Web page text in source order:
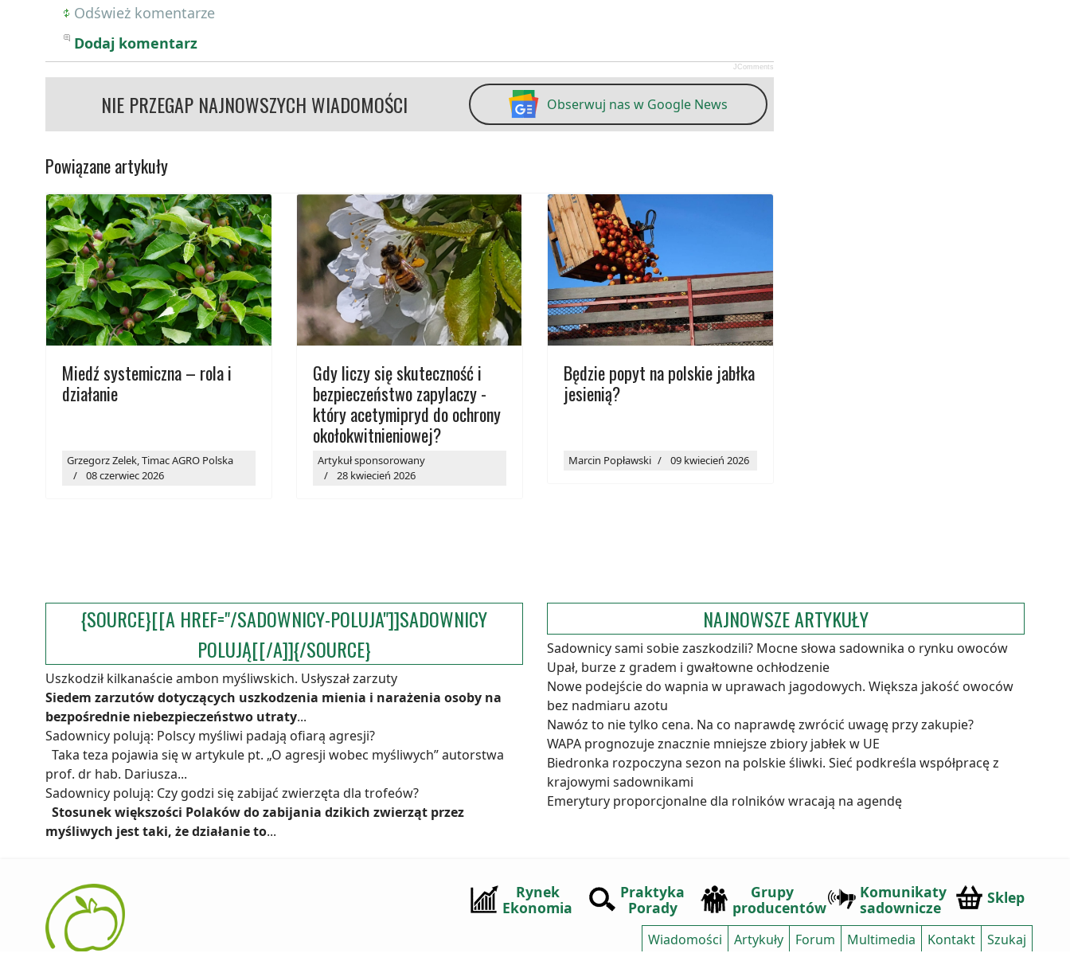
Odśwież komentarze
Dodaj komentarz
JComments
NIE PRZEGAP NAJNOWSZYCH WIADOMOŚCI Obserwuj nas w Google News
Powiązane artykuły
Miedź systemiczna – rola i
działanie
Grzegorz Zelek, Timac AGRO Polska
08 czerwiec 2026
Gdy liczy się skuteczność i
bezpieczeństwo zapylaczy -
który acetymipryd do ochrony
okołokwitnieniowej?
Artykuł sponsorowany
28 kwiecień 2026
Będzie popyt na polskie jabłka
jesienią?
Marcin Popławski 09 kwiecień 2026
{SOURCE}[[A HREF="/SADOWNICY-POLUJA"]]SADOWNICY
POLUJĄ[[/A]]{/SOURCE}
Uszkodził kilkanaście ambon myśliwskich. Usłyszał zarzuty
Siedem zarzutów dotyczących uszkodzenia mienia i narażenia osoby na
bezpośrednie niebezpieczeństwo utraty...
Sadownicy polują: Polscy myśliwi padają ofiarą agresji?
Taka teza pojawia się w artykule pt. „O agresji wobec myśliwych” autorstwa
prof. dr hab. Dariusza...
Sadownicy polują: Czy godzi się zabijać zwierzęta dla trofeów?
Stosunek większości Polaków do zabijania dzikich zwierząt przez
myśliwych jest taki, że działanie to...
NAJNOWSZE ARTYKUŁY
Sadownicy sami sobie zaszkodzili? Mocne słowa sadownika o rynku owoców
Upał, burze z gradem i gwałtowne ochłodzenie
Nowe podejście do wapnia w uprawach jagodowych. Większa jakość owoców
bez nadmiaru azotu
Nawóz to nie tylko cena. Na co naprawdę zwrócić uwagę przy zakupie?
WAPA prognozuje znacznie mniejsze zbiory jabłek w UE
Biedronka rozpoczyna sezon na polskie śliwki. Sieć podkreśla współpracę z
krajowymi sadownikami
Emerytury proporcjonalne dla rolników wracają na agendę
Rynek
Ekonomia
Praktyka
Porady
Grupy
producentów
Komunikaty
sadownicze
Sklep
Wiadomości Artykuły Forum Multimedia Kontakt Szukaj